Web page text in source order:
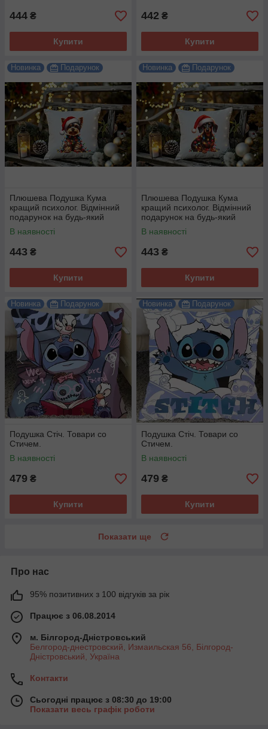
444 ₴
Купити
442 ₴
Купити
Новинка Подарунок
Плюшева Подушка Кума
кращий психолог. Відмінний
подарунок на будь-який
привід.
В наявності
443 ₴
Купити
Новинка Подарунок
Плюшева Подушка Кума
кращий психолог. Відмінний
подарунок на будь-який
привід.
В наявності
443 ₴
Купити
Новинка Подарунок
Подушка Стіч. Товари со
Стичем.
В наявності
479 ₴
Купити
Новинка Подарунок
Подушка Стіч. Товари со
Стичем.
В наявності
479 ₴
Купити
Показати ще
Про нас
95% позитивних з 100 відгуків за рік
Працює з 06.08.2014
м. Білгород-Дністровський
Белгород-днестровский, Измаильская 56, Білгород-
Дністровський, Україна
Контакти
Сьогодні працює з 08:30 до 19:00
Показати весь графік роботи